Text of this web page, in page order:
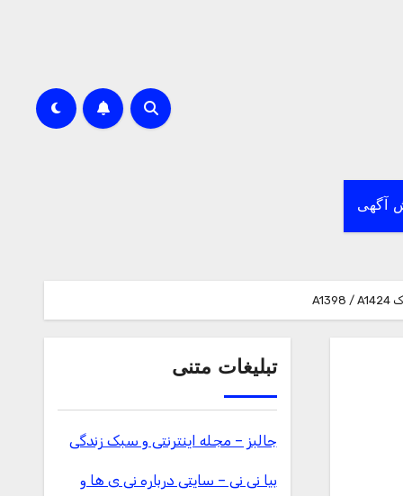
آگهی
تبلیغات متنی
جالبز – مجله اینترنتی و سبک زندگی
بیا نی نی – سایتی درباره نی ی ها و